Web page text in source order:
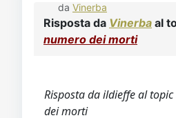
da Vinerba
Risposta da Vinerba al
numero dei morti
Risposta da ildieffe al
dei morti